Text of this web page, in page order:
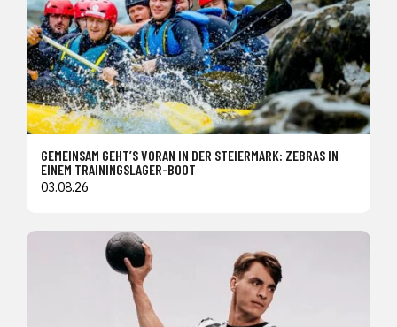
GEMEINSAM GEHT’S VORAN IN DER STEIERMARK: ZEBRAS IN
EINEM TRAININGSLAGER-BOOT
03.08.26